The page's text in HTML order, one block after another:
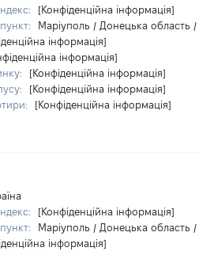
[Конфіденційна інформація]
Маріуполь / Донецька область /
інформація]
інформація]
[Конфіденційна інформація]
[Конфіденційна інформація]
[Конфіденційна інформація]
[Конфіденційна інформація]
Маріуполь / Донецька область /
інформація]